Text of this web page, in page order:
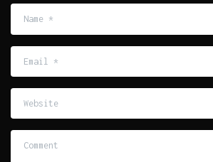
*
Website